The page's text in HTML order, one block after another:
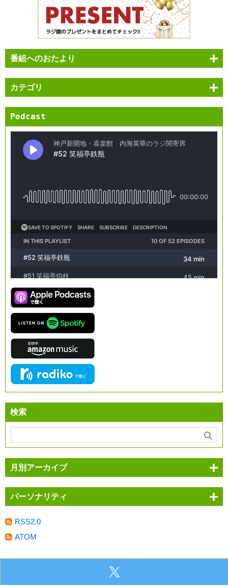
番組へのおたより
カテゴリ
Podcast
検索
月別アーカイブ
パーソナリティ
RSS2.0
ATOM